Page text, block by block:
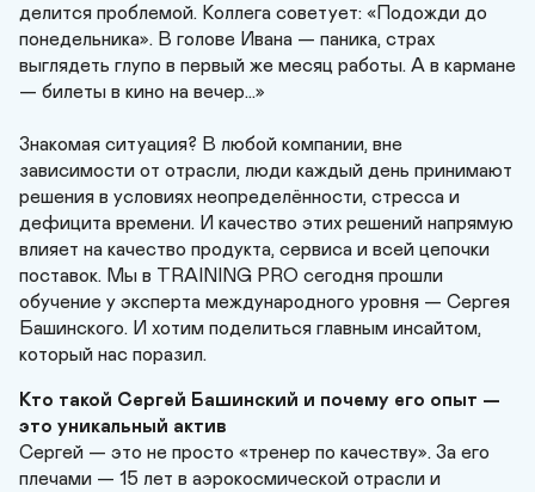
делится проблемой. Коллега советует: «Подожди до
понедельника». В голове Ивана — паника, страх
выглядеть глупо в первый же месяц работы. А в кармане
— билеты в кино на вечер…»
Знакомая ситуация? В любой компании, вне
зависимости от отрасли, люди каждый день принимают
решения в условиях неопределённости, стресса и
дефицита времени. И качество этих решений напрямую
влияет на качество продукта, сервиса и всей цепочки
поставок. Мы в TRAINING PRO сегодня прошли
обучение у эксперта международного уровня — Сергея
Башинского. И хотим поделиться главным инсайтом,
который нас поразил.
Кто такой Сергей Башинский и почему его опыт —
это уникальный актив
Сергей — это не просто «тренер по качеству». За его
плечами — 15 лет в аэрокосмической отрасли и